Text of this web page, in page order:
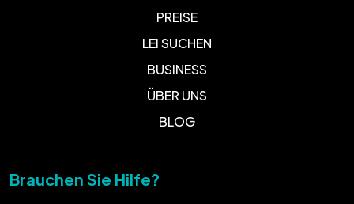
PREISE
LEI SUCHEN
BUSINESS
ÜBER UNS
BLOG
Brauchen Sie Hilfe?